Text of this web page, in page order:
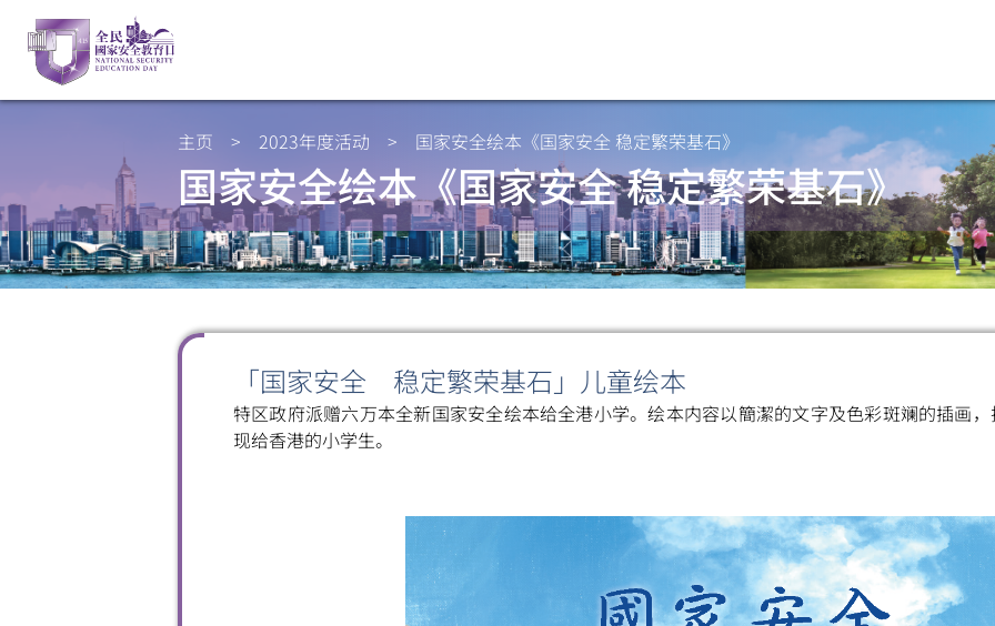
主页 > 2023年度活动 > 国家安全绘本《国家安全 稳定繁荣基石》
国家安全绘本《国家安全 稳定繁荣基石》
「国家安全 稳定繁荣基石」儿童绘本
特区政府派赠六万本全新国家安全绘本给全港小学。绘本内容以簡潔的文字及色彩斑斓的插画
现给香港的小学生。